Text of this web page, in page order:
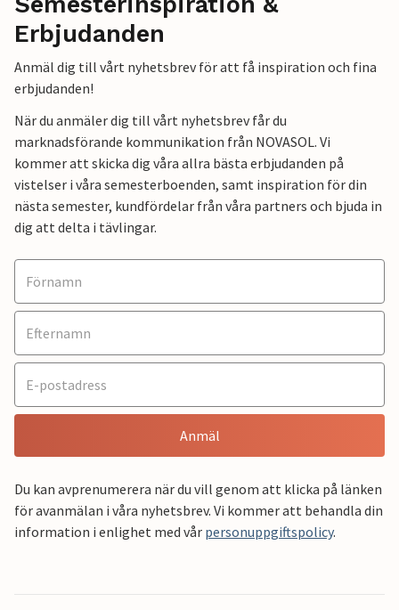
Erbjudanden
Anmäl dig till vårt nyhetsbrev för att få inspiration och fina
erbjudanden!
När du anmäler dig till vårt nyhetsbrev får du
marknadsförande kommunikation från NOVASOL. Vi
kommer att skicka dig våra allra bästa erbjudanden på
vistelser i våra semesterboenden, samt inspiration för din
nästa semester, kundfördelar från våra partners och bjuda in
dig att delta i tävlingar.
Anmäl
Du kan avprenumerera när du vill genom att klicka på länken
för avanmälan i våra nyhetsbrev. Vi kommer att behandla din
information i enlighet med vår personuppgiftspolicy.